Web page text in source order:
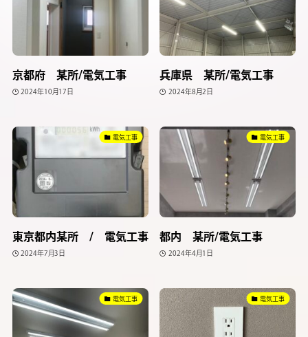
京都府 某所/電気工事
2024年10月17日
兵庫県 某所/電気工事
2024年8月2日
電気工事
東京都内某所 / 電気工事
2024年7月3日
電気工事
都内 某所/電気工事
2024年4月1日
電気工事 電気工事